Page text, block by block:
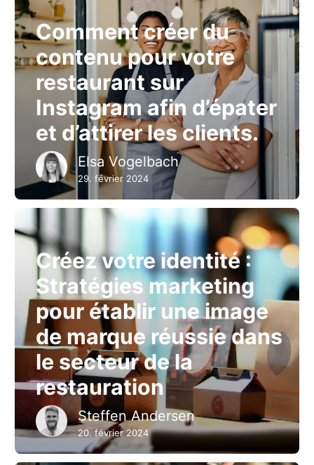
Comment créer du
contenu pour votre
restaurant sur
Instagram afin d’épater
et d’attirer les clients.
Elsa Vogelbach
29. février 2024
Créez votre identité :
Stratégies marketing
pour établir une image
de marque réussie dans
le secteur de la
restauration
Steffen Andersen
20. février 2024